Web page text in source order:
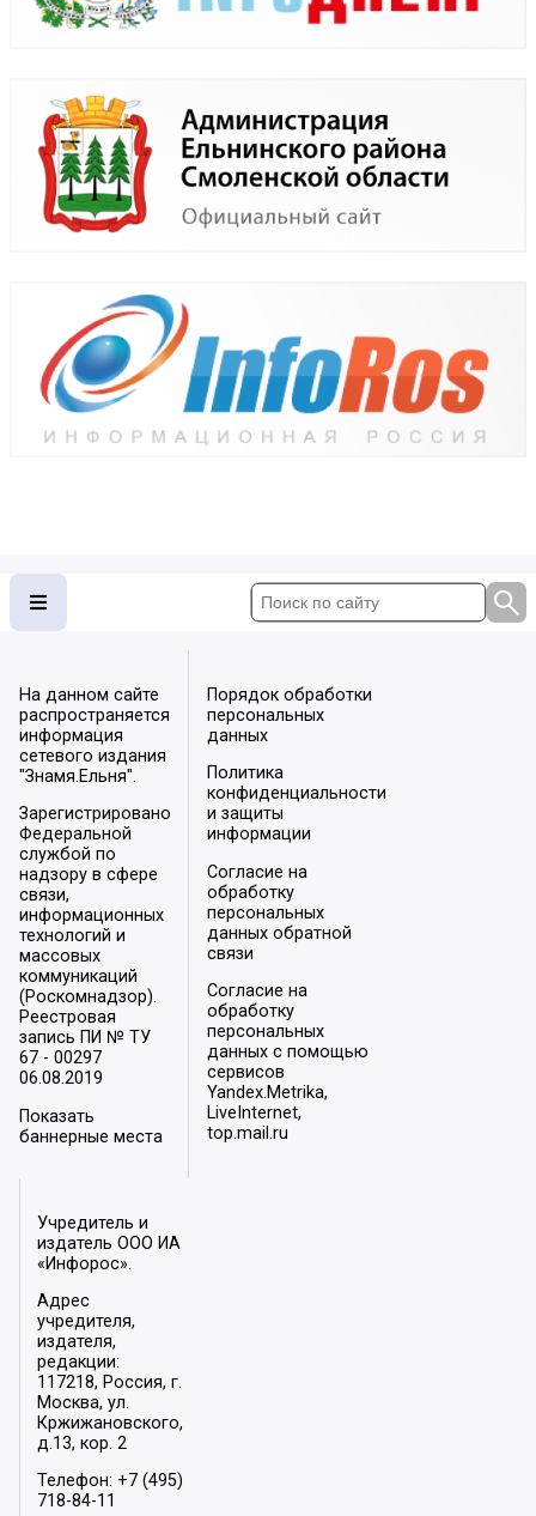
На данном сайте
распространяется
информация
сетевого издания
"Знамя.Ельня".
Зарегистрировано
Федеральной
службой по
надзору в сфере
связи,
информационных
технологий и
массовых
коммуникаций
(Роскомнадзор).
Реестровая
запись ПИ № ТУ
67 - 00297
06.08.2019
Показать
баннерные места
Порядок обработки
персональных
данных
Политика
конфиденциальности
и защиты
информации
Согласие на
обработку
персональных
данных обратной
связи
Согласие на
обработку
персональных
данных с помощью
сервисов
Yandex.Metrika,
LiveInternet,
top.mail.ru
Учредитель и
издатель ООО ИА
«Инфорос».
Адрес
учредителя,
издателя,
редакции:
117218, Россия, г.
Москва, ул.
Кржижановского,
д.13, кор. 2
Телефон: +7 (495)
718-84-11